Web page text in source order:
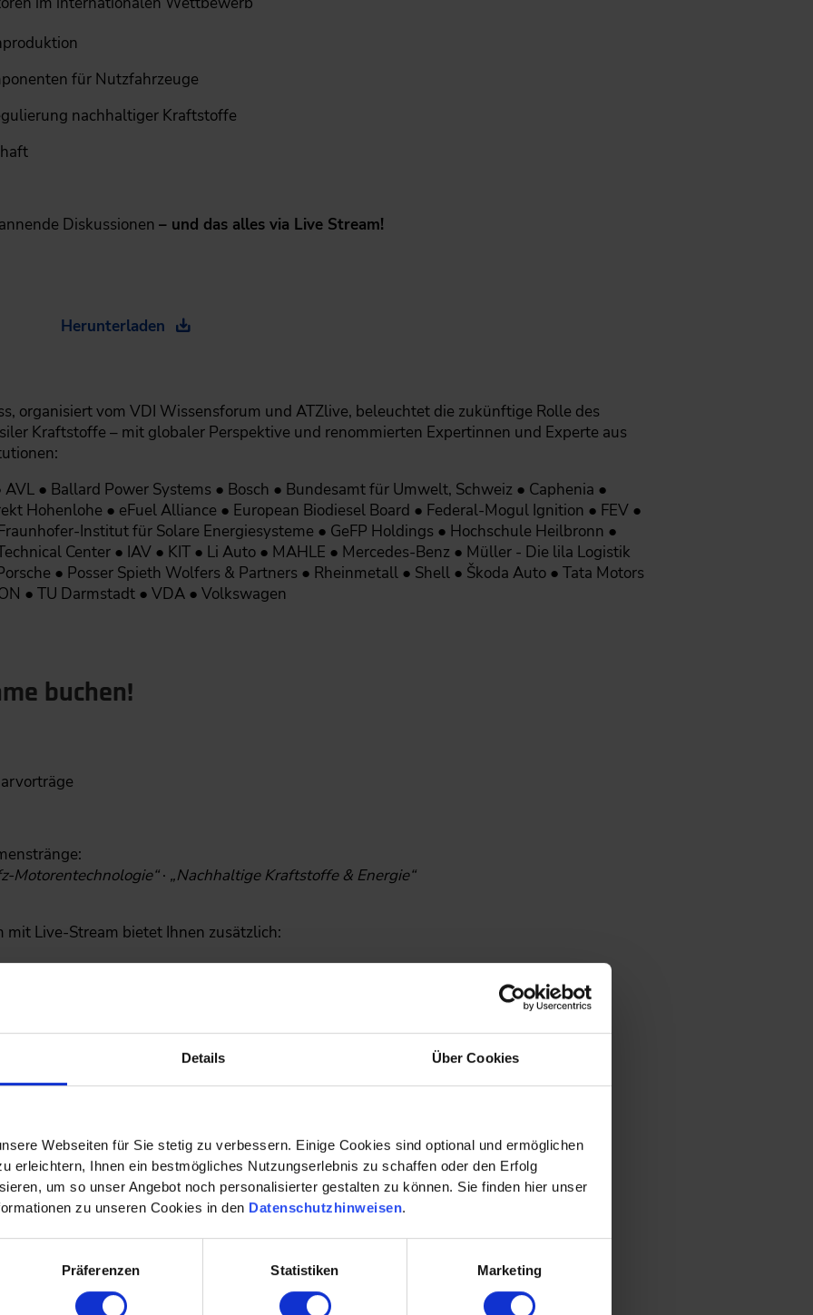
Details Über Cookies
Webseiten für Sie stetig zu verbessern. Einige Cookies sind optional und ermöglichen
erleichtern, Ihnen ein bestmögliches Nutzungserlebnis zu schaffen oder den Erfolg
um so unser Angebot noch personalisierter gestalten zu können. Sie finden hier unser
zu unseren Cookies in den Datenschutzhinweisen.
Präferenzen Statistiken Marketing
für Nutzfahrzeuge
nachhaltiger Kraftstoffe
Diskussionen – und das alles via Live Stream!
Herunterladen
organisiert vom VDI Wissensforum und ATZlive, beleuchtet die zukünftige Rolle des
Kraftstoffe – mit globaler Perspektive und renommierten Expertinnen und Experte aus
● Ballard Power Systems ● Bosch ● Bundesamt für Umwelt, Schweiz ● Caphenia ●
Hohenlohe ● eFuel Alliance ● European Biodiesel Board ● Federal-Mogul Ignition ● FEV ●
Institut für Solare Energiesysteme ● GeFP Holdings ● Hochschule Heilbronn ●
Center ● IAV ● KIT ● Li Auto ● MAHLE ● Mercedes-Benz ● Müller - Die lila Logistik
● Posser Spieth Wolfers & Partners ● Rheinmetall ● Shell ● Škoda Auto ● Tata Motors
● TU Darmstadt ● VDA ● Volkswagen
buchen!
Motorentechnologie“· „Nachhaltige Kraftstoffe & Energie“
Live-Stream bietet Ihnen zusätzlich:
Ausstellern und Referenten
Beidl